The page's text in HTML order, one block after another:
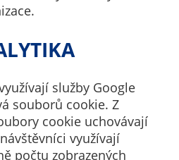
služby Google
souborů cookie. Z
cookie uchovávají
využívají
počtu zobrazených